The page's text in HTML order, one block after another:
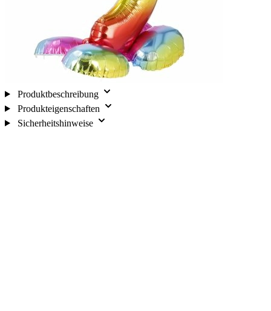
Produktbeschreibung
Produkteigenschaften
Sicherheitshinweise